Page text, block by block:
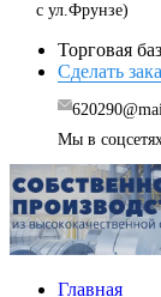
с ул.Фрунзе)
Торговая
Сделать
Мы в
Главная